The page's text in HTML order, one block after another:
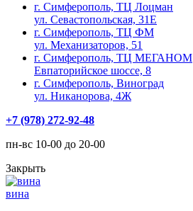
г. Симферополь, ТЦ Лоцман
ул. Севастопольская, 31Е
г. Симферополь, ТЦ ФМ
ул. Механизаторов, 51
г. Симферополь, ТЦ МЕГАНОМ
Евпаторийское шоссе, 8
г. Симферополь, Виноград
ул. Никанорова, 4Ж
+7 (978) 272-92-48
пн-вс 10-00 до 20-00
Закрыть
вина